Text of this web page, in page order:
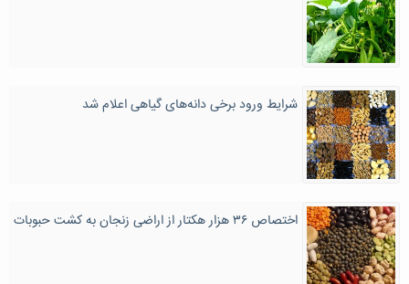
شرایط ورود برخی دانه‌های گیاهی اعلام شد
اختصاص ۳۶ هزار هکتار از اراضی زنجان به کشت حبوبات